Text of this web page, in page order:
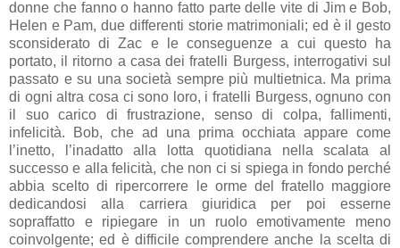
donne che fanno o hanno fatto parte delle vite di Jim e Bob,
Helen e Pam, due differenti storie matrimoniali; ed è il gesto
sconsiderato di Zac e le conseguenze a cui questo ha
portato, il ritorno a casa dei fratelli Burgess, interrogativi sul
passato e su una società sempre più multietnica. Ma prima
di ogni altra cosa ci sono loro, i fratelli Burgess, ognuno con
il suo carico di frustrazione, senso di colpa, fallimenti,
infelicità. Bob, che ad una prima occhiata appare come
l’inetto, l’inadatto alla lotta quotidiana nella scalata al
successo e alla felicità, che non ci si spiega in fondo perché
abbia scelto di ripercorrere le orme del fratello maggiore
dedicandosi alla carriera giuridica per poi esserne
sopraffatto e ripiegare in un ruolo emotivamente meno
coinvolgente; ed è difficile comprendere anche la scelta di